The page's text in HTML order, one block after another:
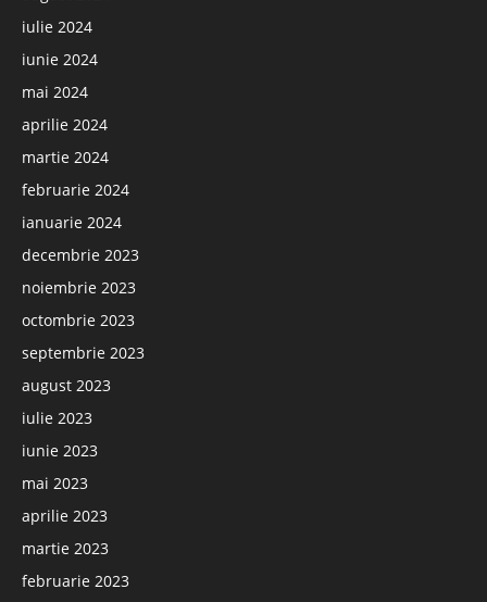
iulie 2024
iunie 2024
mai 2024
aprilie 2024
martie 2024
februarie 2024
ianuarie 2024
decembrie 2023
noiembrie 2023
octombrie 2023
septembrie 2023
august 2023
iulie 2023
iunie 2023
mai 2023
aprilie 2023
martie 2023
februarie 2023